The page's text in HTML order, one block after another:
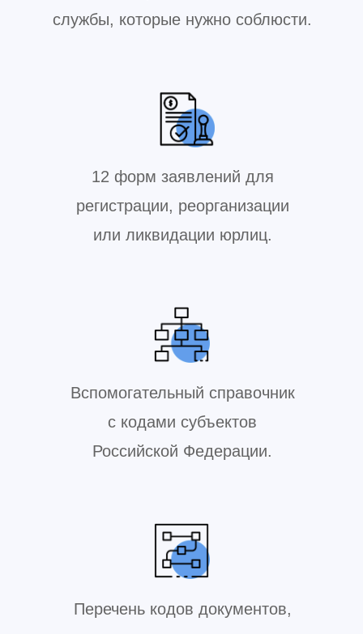
службы, которые нужно соблюсти.
12 форм заявлений для
регистрации, реорганизации
или ликвидации юрлиц.
Вспомогательный справочник
с кодами субъектов
Российской Федерации.
Перечень кодов документов,